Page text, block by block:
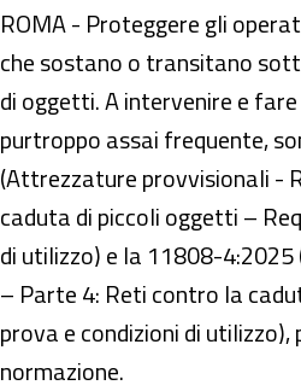
Prevenzione, online le
ROMA - Proteggere gli
che sostano o transitano
di oggetti. A intervenire e
purtroppo assai frequente,
(Attrezzature provvisionali -
caduta di piccoli oggetti –
di utilizzo) e la 11808-
– Parte 4: Reti contro la
prova e condizioni di
normazione.